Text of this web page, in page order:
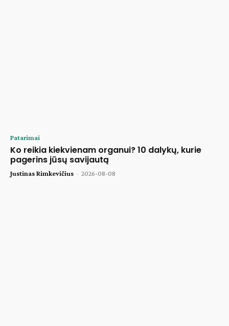
Patarimai
Ko reikia kiekvienam organui? 10 dalykų, kurie
pagerins jūsų savijautą
Justinas Rimkevičius - 2026-08-08